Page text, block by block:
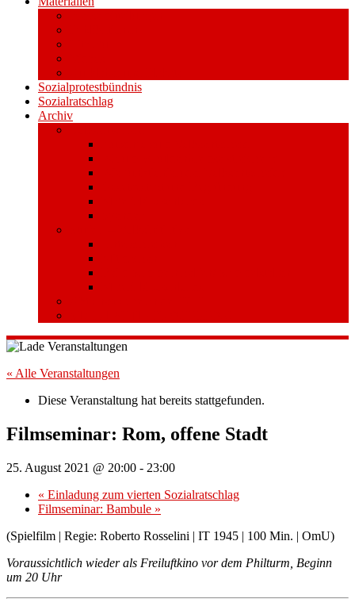
Sozialprotestbündnis
Sozialratschlag
Archiv
« Alle Veranstaltungen
Diese Veranstaltung hat bereits stattgefunden.
Filmseminar: Rom, offene Stadt
25. August 2021 @ 20:00 - 23:00
« Einladung zum vierten Sozialratschlag
Filmseminar: Bambule »
(Spielfilm | Regie: Roberto Rosselini | IT 1945 | 100 Min. | OmU)
Voraussichtlich wieder als Freiluftkino vor dem Philturm, Beginn
um 20 Uhr